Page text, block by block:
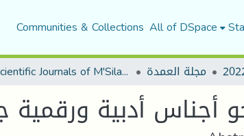
Communities & Collections All of DSpace
Scientific Journals of M'Sila University مجلة العمدة
أجناس أدبية ورقمية